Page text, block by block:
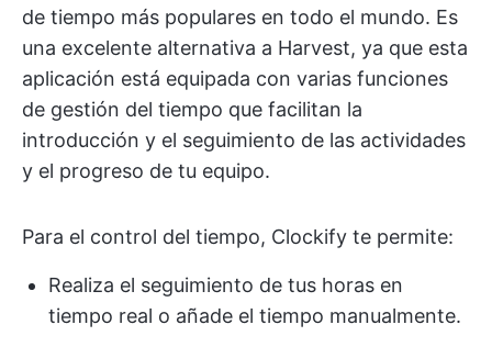
de tiempo más populares en todo el mundo. Es
una excelente alternativa a Harvest, ya que esta
aplicación está equipada con varias funciones
de gestión del tiempo que facilitan la
introducción y el seguimiento de las actividades
y el progreso de tu equipo.
Para el control del tiempo, Clockify te permite:
Realiza el seguimiento de tus horas en
tiempo real o añade el tiempo manualmente.